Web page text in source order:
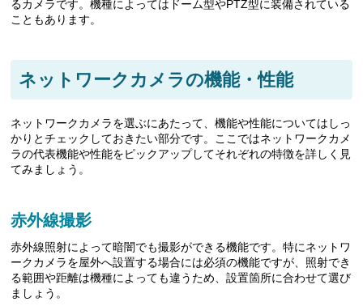
るカメラです。機種によってはドーム型やPTZ型に装備されている
こともあります。
ネットワークカメラの機能・性能
ネットワークカメラを選ぶにあたって、機能や性能についてはしっ
かりとチェックしておきたい部分です。ここではネットワークカメ
ラの代表機能や性能をピックアップしてそれぞれの特徴を詳しく見
てみましょう。
赤外線撮影
赤外線照射によって暗闇でも撮影ができる機能です。特にネットワ
ークカメラを屋外へ設置する場合には必須の機能ですが、照射でき
る範囲や距離は機種によっても違うため、設置箇所に合わせて選び
ましょう。